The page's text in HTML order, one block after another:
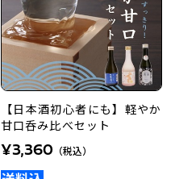
【日本酒初心者にも】軽やか
甘口呑み比べセット
¥3,360 （税込）